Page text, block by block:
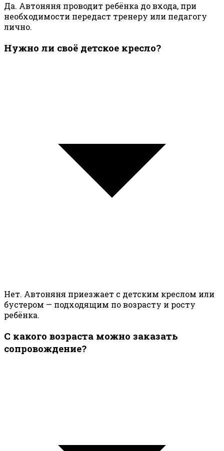
Да. Автоняня проводит ребёнка до входа, при
необходимости передаст тренеру или педагогу
лично.
Нужно ли своё детское кресло?
Нет. Автоняня приезжает с детским креслом или
бустером — подходящим по возрасту и росту
ребёнка.
С какого возраста можно заказать
сопровождение?